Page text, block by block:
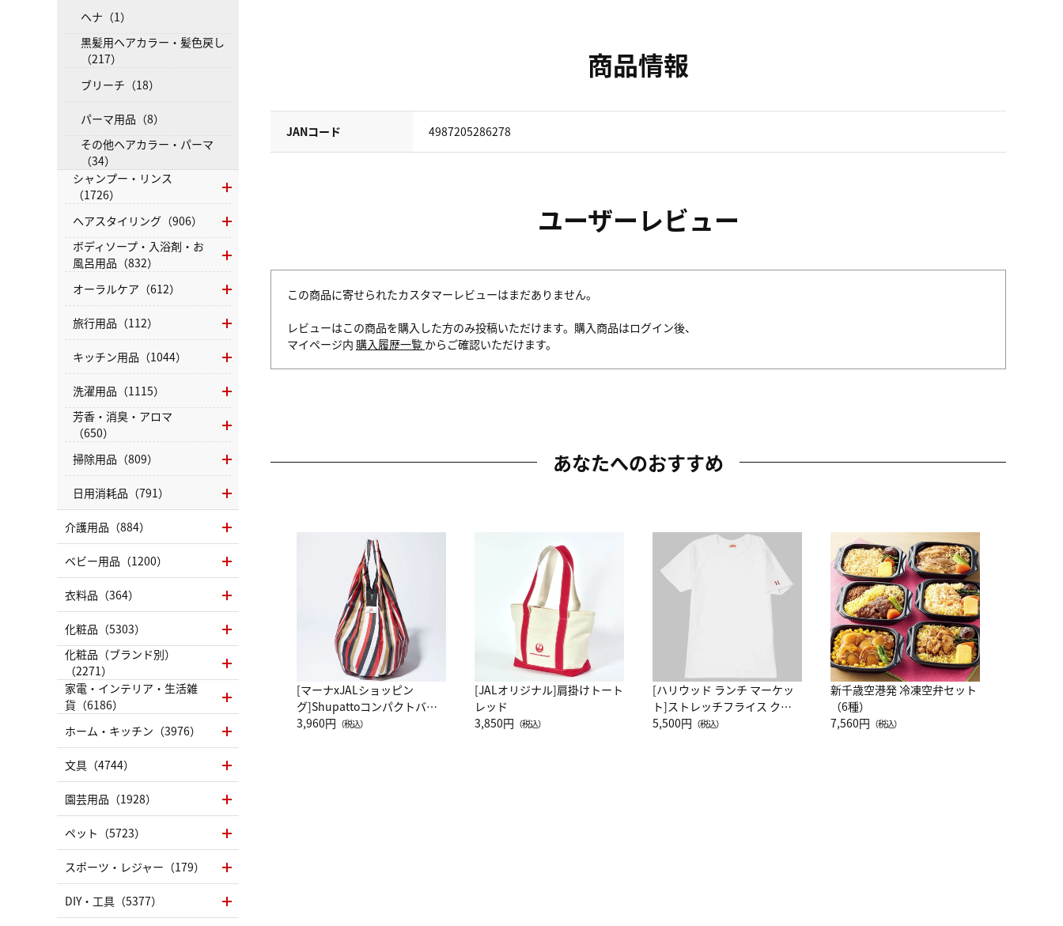
商品情報
JANコード 4987205286278
ユーザーレビュー
この商品に寄せられたカスタマーレビューはまだありません。
レビューはこの商品を購入した方のみ投稿いただけます。購入商品はログイン後、
マイページ内 購入履歴一覧 からご確認いただけます。
あなたへのおすすめ
[マーナxJALショッピン
グ]Shupattoコンパクトバッ
グ Drop JAL客室乗務員
3,960円 （税込）
[JALオリジナル]肩掛けトート
レッド
3,850円 （税込）
[ハリウッド ランチ マーケッ
ト]ストレッチフライス クル
ーネック別注半袖Ｔシャツ
5,500円 （税込）
新千歳空港発 冷凍空弁セット
（6種）
7,560円 （税込）
ヘナ（1）
黒髪用ヘアカラー・髪色戻し
（217）
ブリーチ（18）
パーマ用品（8）
その他ヘアカラー・パーマ
（34）
シャンプー・リンス
（1726）
ヘアスタイリング（906）
ボディソープ・入浴剤・お
風呂用品（832）
オーラルケア（612）
旅行用品（112）
キッチン用品（1044）
洗濯用品（1115）
芳香・消臭・アロマ
（650）
掃除用品（809）
日用消耗品（791）
介護用品（884）
ベビー用品（1200）
衣料品（364）
化粧品（5303）
化粧品（ブランド別）
（2271）
家電・インテリア・生活雑
貨（6186）
ホーム・キッチン（3976）
文具（4744）
園芸用品（1928）
ペット（5723）
スポーツ・レジャー（179）
DIY・工具（5377）